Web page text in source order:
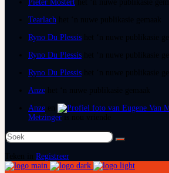
Pieter Mostert
Tearlach
Ryno Du Plessis
Ryno Du Plessis
Ryno Du Plessis
Anze
Anze
Metzinger
Soek
na:
Registreer